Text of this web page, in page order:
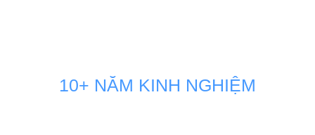
10+ NĂM KINH NGHIỆM